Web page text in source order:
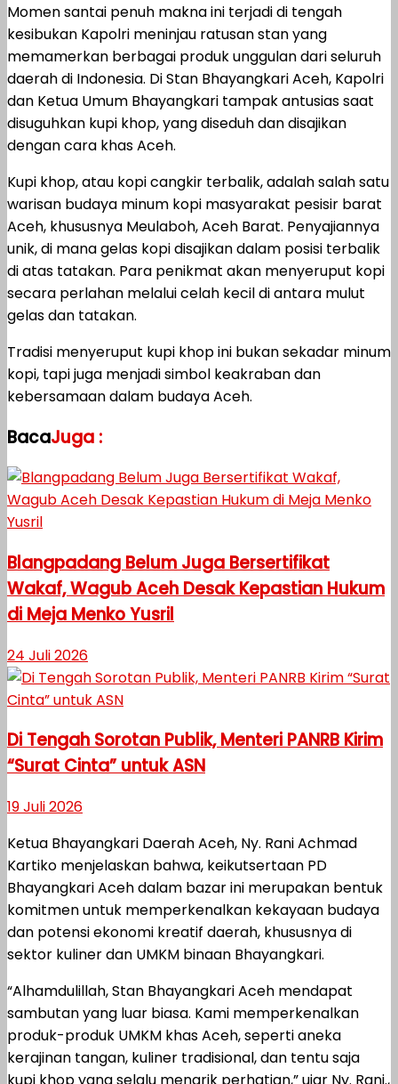
Momen santai penuh makna ini terjadi di tengah
kesibukan Kapolri meninjau ratusan stan yang
memamerkan berbagai produk unggulan dari seluruh
daerah di Indonesia. Di Stan Bhayangkari Aceh, Kapolri
dan Ketua Umum Bhayangkari tampak antusias saat
disuguhkan kupi khop, yang diseduh dan disajikan
dengan cara khas Aceh.
Kupi khop, atau kopi cangkir terbalik, adalah salah satu
warisan budaya minum kopi masyarakat pesisir barat
Aceh, khususnya Meulaboh, Aceh Barat. Penyajiannya
unik, di mana gelas kopi disajikan dalam posisi terbalik
di atas tatakan. Para penikmat akan menyeruput kopi
secara perlahan melalui celah kecil di antara mulut
gelas dan tatakan.
Tradisi menyeruput kupi khop ini bukan sekadar minum
kopi, tapi juga menjadi simbol keakraban dan
kebersamaan dalam budaya Aceh.
BacaJuga :
Blangpadang Belum Juga Bersertifikat
Wakaf, Wagub Aceh Desak Kepastian Hukum
di Meja Menko Yusril
24 Juli 2026
Di Tengah Sorotan Publik, Menteri PANRB Kirim
“Surat Cinta” untuk ASN
19 Juli 2026
Ketua Bhayangkari Daerah Aceh, Ny. Rani Achmad
Kartiko menjelaskan bahwa, keikutsertaan PD
Bhayangkari Aceh dalam bazar ini merupakan bentuk
komitmen untuk memperkenalkan kekayaan budaya
dan potensi ekonomi kreatif daerah, khususnya di
sektor kuliner dan UMKM binaan Bhayangkari.
“Alhamdulillah, Stan Bhayangkari Aceh mendapat
sambutan yang luar biasa. Kami memperkenalkan
produk-produk UMKM khas Aceh, seperti aneka
kerajinan tangan, kuliner tradisional, dan tentu saja